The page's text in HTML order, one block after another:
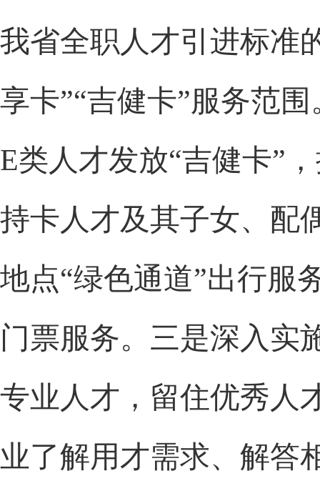
我省全职人才引进标准
享卡”“吉健卡”服务范
E类人才发放“吉健卡”
持卡人才及其子女、配
地点“绿色通道”出行服
门票服务。三是深入实
专业人才，留住优秀人
业了解用才需求、解答